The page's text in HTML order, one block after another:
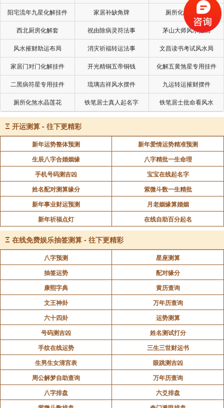
三、当转机到来的时候，一定要及时的抓住。
《易经》否卦说：“倾否，先否后喜。”逆境发展
至极，必定会倾倒，瓦解，渐渐地转为顺境。暴风雨之
后，才可以看见彩虹。苦尽甘来，先逆后顺，先难后
易。这是自然而然的变化趋势。
对于人来说也是这样的。一个人在经历了长期的
下坡路之后，慢慢的就学会了自我设限。当成功的机遇
放在面前的时候，他们也没有办法去追求了。变得畏首
畏尾，瞻前顾后。这在心理学里面叫做习得性无助。
这种现象和易经中的一个状态特别相似，“吉凶
者，失得之象也；悔吝者，忧虞之象也”；忧就是忧愁、
烦恼；虞就是思虑，脑子不停地想。吝就是犹豫不决，
想要前进却不敢，在原地不停的担忧幻想焦虑。
我有一个表哥，他早年的时候经历了很多的失
败。一开始的时候他办了一个鞋厂，结果破产了。后来
他去搞水产养殖，养的鱼全部都死了。十几年来没有一
个生意是成功的，要是换别人早就放弃了，去打工去
了。但是他在不断的尝试的过程当中，积累了很多的经
验。最后他终于找到了自己的发展方向。通过自己养鱼
的经验，决定销售鱼类的药品和保健品。结果大获成
功，之前十几年亏的钱全部都赚回来了，还买了新房。
阳宅流年九星化解挂件 家居补缺角牌 厕所化秽气煞套
西北厨房化解套 祝由除病灵符法事 茅山大师风水挂画
风水摧财助运布局 消灾祈福转运法事 文昌读书考试风水局
家居门对门化解挂件 开光精铜五帝铜钱 化解五黄煞星专用挂件
二黑病符星专用挂件 琉璃吉祥风水摆件 九运转运摧财摆件
厕所化煞水晶莲花 铁笔居士真人起名字 铁笔居士批命看风水
Ξ 开运测算 - 往下更精彩
新年运势整体预测
新年爱情运势精准预测
生辰八字合婚姻缘
八字精批一生命理
手机号码测吉凶
宝宝在线起名字
姓名配对测算缘分
紫微斗数一生精批
新年事业财运预测
月老姻缘算婚姻
新年祈福点灯
在线自助百分起名
Ξ 在线免费娱乐抽签测算 - 往下更精彩
八字预测
星座测算
抽签运势
配对缘分
康熙字典
黄历查询
文王神卦
万年历查询
六十四卦
运势测算
号码测吉凶
姓名测试打分
手纹在线运势
三生三世财运书
生男生女清宫表
眼跳测吉凶
周公解梦自助查询
万年历查询
八字排盘
六爻排盘